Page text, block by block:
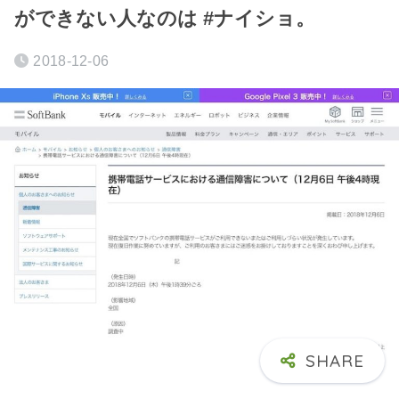
ができない人なのは #ナイショ。
2018-12-06